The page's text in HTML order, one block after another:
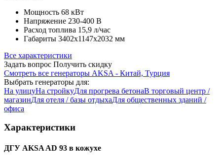
Мощность 68 кВт
Напряжение 230-400 В
Расход топлива 15,9 л/час
Габариты 3402x1147x2032 мм
Все характеристики
Задать вопрос Получить скидку
Смотреть все генераторы AKSA - Китай, Турция
Выбрать генераторы для:
На улицуНа стройкуДля прогрева бетонаВ торговый центр /
магазинДля отеля / базы отдыхаДля общественных зданий /
офиса
Характеристики
ДГУ AKSA AD 93 в кожухе